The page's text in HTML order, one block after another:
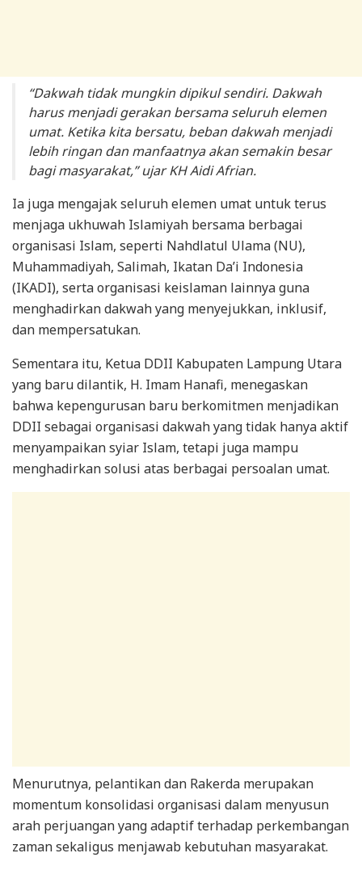
“Dakwah tidak mungkin dipikul sendiri. Dakwah
harus menjadi gerakan bersama seluruh elemen
umat. Ketika kita bersatu, beban dakwah menjadi
lebih ringan dan manfaatnya akan semakin besar
bagi masyarakat,” ujar KH Aidi Afrian.
Ia juga mengajak seluruh elemen umat untuk terus
menjaga ukhuwah Islamiyah bersama berbagai
organisasi Islam, seperti Nahdlatul Ulama (NU),
Muhammadiyah, Salimah, Ikatan Da’i Indonesia
(IKADI), serta organisasi keislaman lainnya guna
menghadirkan dakwah yang menyejukkan, inklusif,
dan mempersatukan.
Sementara itu, Ketua DDII Kabupaten Lampung Utara
yang baru dilantik, H. Imam Hanafi, menegaskan
bahwa kepengurusan baru berkomitmen menjadikan
DDII sebagai organisasi dakwah yang tidak hanya aktif
menyampaikan syiar Islam, tetapi juga mampu
menghadirkan solusi atas berbagai persoalan umat.
Menurutnya, pelantikan dan Rakerda merupakan
momentum konsolidasi organisasi dalam menyusun
arah perjuangan yang adaptif terhadap perkembangan
zaman sekaligus menjawab kebutuhan masyarakat.